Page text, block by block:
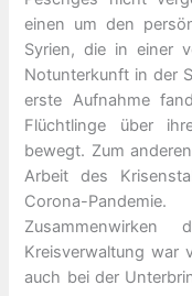
einen um den
Syrien, die in einer
Notunterkunft in der
erste Aufnahme
Flüchtlinge über
bewegt. Zum
Arbeit des
Corona-
Kreisverwaltung war
auch bei der